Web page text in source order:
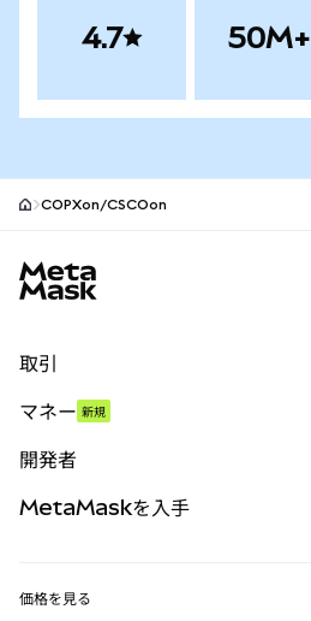
4.7 50M+
COPXon/CSCOon
取引
パーペチュアル
RWA
マネー 新規
開発者
MetaMaskを入手
価格を見る